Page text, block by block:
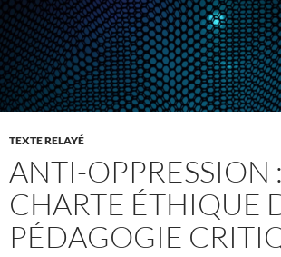
TEXTE RELAYÉ
ANTI-OPPRESSION :
CHARTE ÉTHIQUE
PÉDAGOGIE